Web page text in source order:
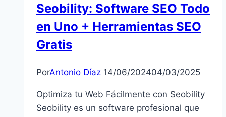
Seobility: Software SEO Todo
en Uno + Herramientas SEO
Gratis
PorAntonio Díaz 14/06/202404/03/2025
Optimiza tu Web Fácilmente con Seobility
Seobility es un software profesional que